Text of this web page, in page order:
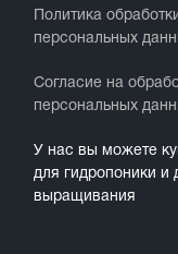
Политика
персональных
Cогласие на
персональных
У нас вы можете
для гидропоники и
выращивания